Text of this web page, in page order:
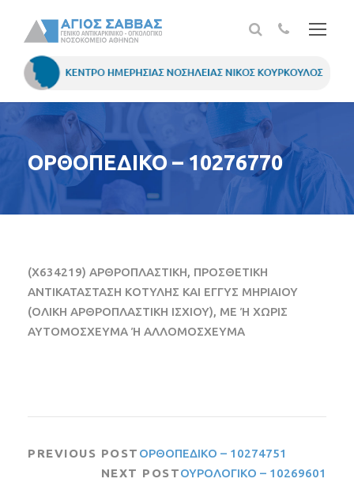
ΟΡΘΟΠΕΔΙΚΟ – 10276770
(X634219) ΑΡΘΡΟΠΛΑΣΤΙΚΗ, ΠΡΟΣΘΕΤΙΚΗ
ΑΝΤΙΚΑΤΑΣΤΑΣΗ ΚΟΤΥΛΗΣ ΚΑΙ ΕΓΓΥΣ ΜΗΡΙΑΙΟΥ
(ΟΛΙΚΗ ΑΡΘΡΟΠΛΑΣΤΙΚΗ ΙΣΧΙΟΥ), ΜΕ Ή ΧΩΡΙΣ
ΑΥΤΟΜΟΣΧΕΥΜΑ Ή ΑΛΛΟΜΟΣΧΕΥΜΑ
PREVIOUS POST ΟΡΘΟΠΕΔΙΚΟ – 10274751
NEXT POSTΟΥΡΟΛΟΓΙΚΟ – 10269601